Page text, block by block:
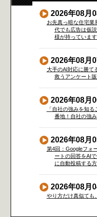
2026年08月
お先真っ暗な住宅業
代でも広告は仮
様が持っています
2026年08月
大手のAI対応に勝て
救うアンケート
2026年08月
「自社の強みを知
番地！自社の強
2026年08月
第4回：Googleフォ
ートの回答をAI
に自動投稿する
2026年08月
やり方だけ真似ても